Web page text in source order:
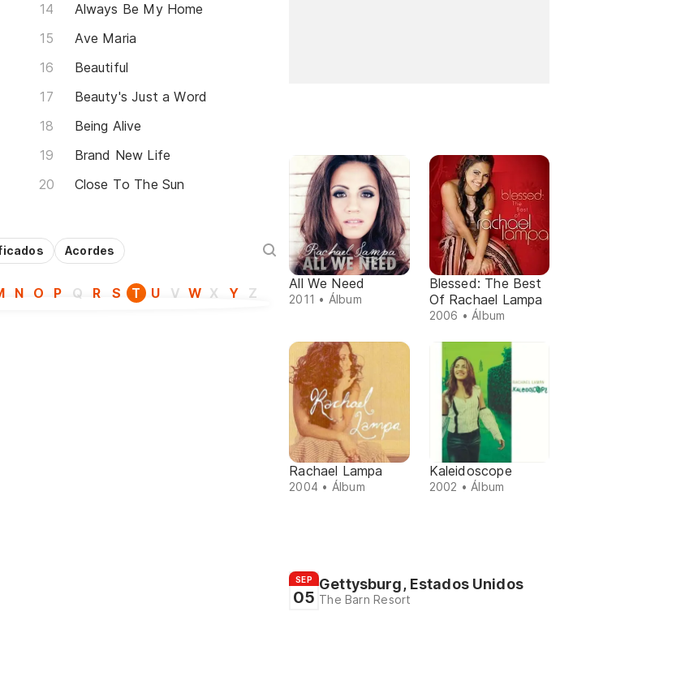
Always Be My Home
Ave Maria
Beautiful
Beauty's Just a Word
Being Alive
Brand New Life
Close To The Sun
Acordes
N O P Q R S T U V W X Y Z
All We Need
2011 • Álbum
Blessed: The Best
Of Rachael Lampa
2006 • Álbum
Rachael Lampa
2004 • Álbum
Kaleidoscope
2002 • Álbum
SEP
05
Gettysburg, Estados Unidos
The Barn Resort